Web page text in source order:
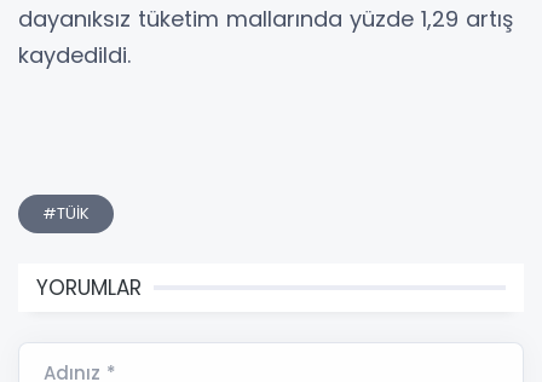
dayanıksız tüketim mallarında yüzde 1,29 artış
kaydedildi.
#TÜİK
YORUMLAR
Adınız *